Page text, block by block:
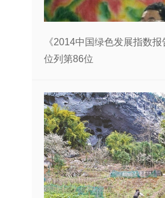
《2014中国绿色发展指数
位列第86位